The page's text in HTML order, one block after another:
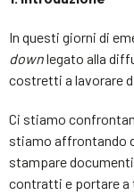
In questi giorni di
downlegato alla
costretti a lavorare
Ci stiamo
stiamo affrontando
stampare
contratti e portare a